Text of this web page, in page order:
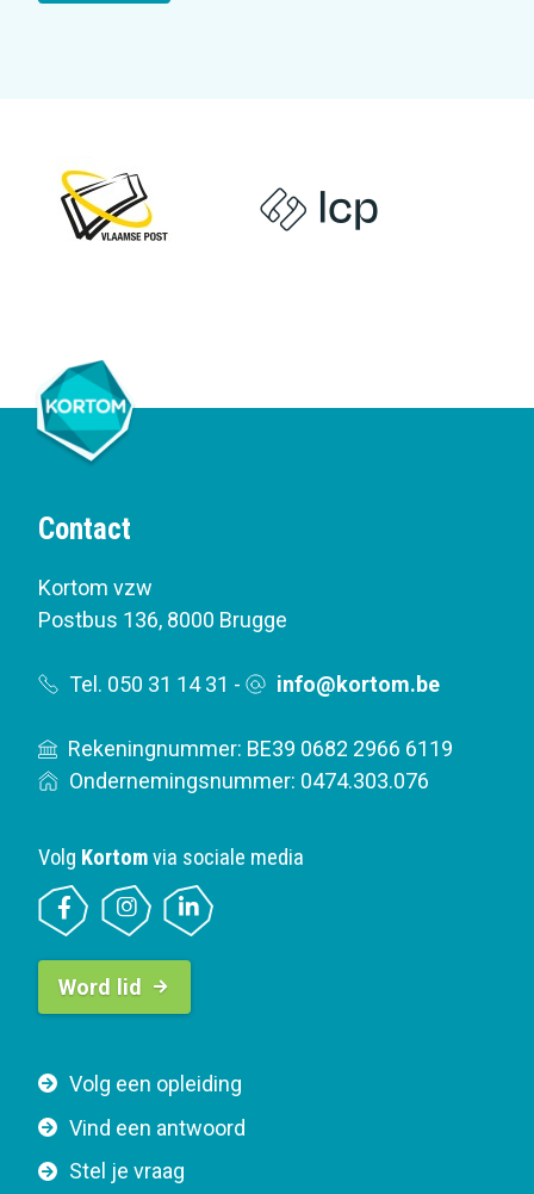
Contact
Kortom vzw
Postbus 136, 8000 Brugge
Tel. 050 31 14 31 - info@kortom.be
Rekeningnummer: BE39 0682 2966 6119
Ondernemingsnummer: 0474.303.076
F
o
t
Volg een opleiding
Vind een antwoord
Stel je vraag
Volg Kortomvia sociale media
B
t
o
n
a
Word lid